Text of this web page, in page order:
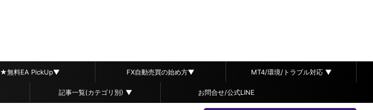
★無料EA PickUp▼ FX自動売買の始め方▼ MT4/環境/トラブル対応 ▼
記事一覧(カテゴリ別) ▼ お問合せ/公式LINE